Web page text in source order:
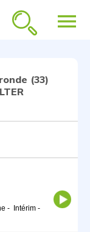
menu
(33)
- Intérim -